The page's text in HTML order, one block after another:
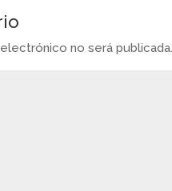
no será publicada.